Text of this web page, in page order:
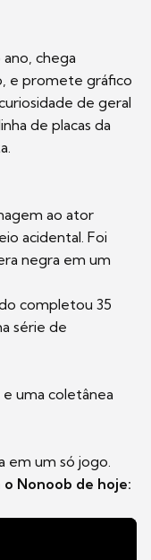
chega
e promete gráfico
de geral
de placas da
ao ator
acidental. Foi
negra em um
completou 35
série de
uma coletânea
em um só jogo.
o Nonoob de hoje: